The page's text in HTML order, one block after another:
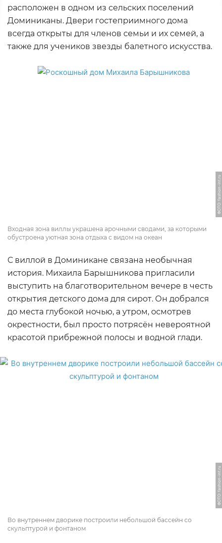
расположен в одном из сельских поселений
Доминиканы. Двери гостеприимного дома
всегда открыты для членов семьи и их семей, а
также для учеников звезды балетного искусства.
ФОТО: fashion-int.ru
Входная зона виллы украшена арочными сводами, за которыми
обустроена уютная зона отдыха с видом на океан
С виллой в Доминикане связана необычная
история. Михаила Барышникова пригласили
выступить на благотворительном вечере в честь
открытия детского дома для сирот. Он добрался
до места глубокой ночью, а утром, осмотрев
окрестности, был просто потрясён невероятной
красотой прибрежной полосы и водной глади.
ФОТО: fashion-int.ru
Во внутреннем дворике построили небольшой бассейн со
скульптурой и фонтаном